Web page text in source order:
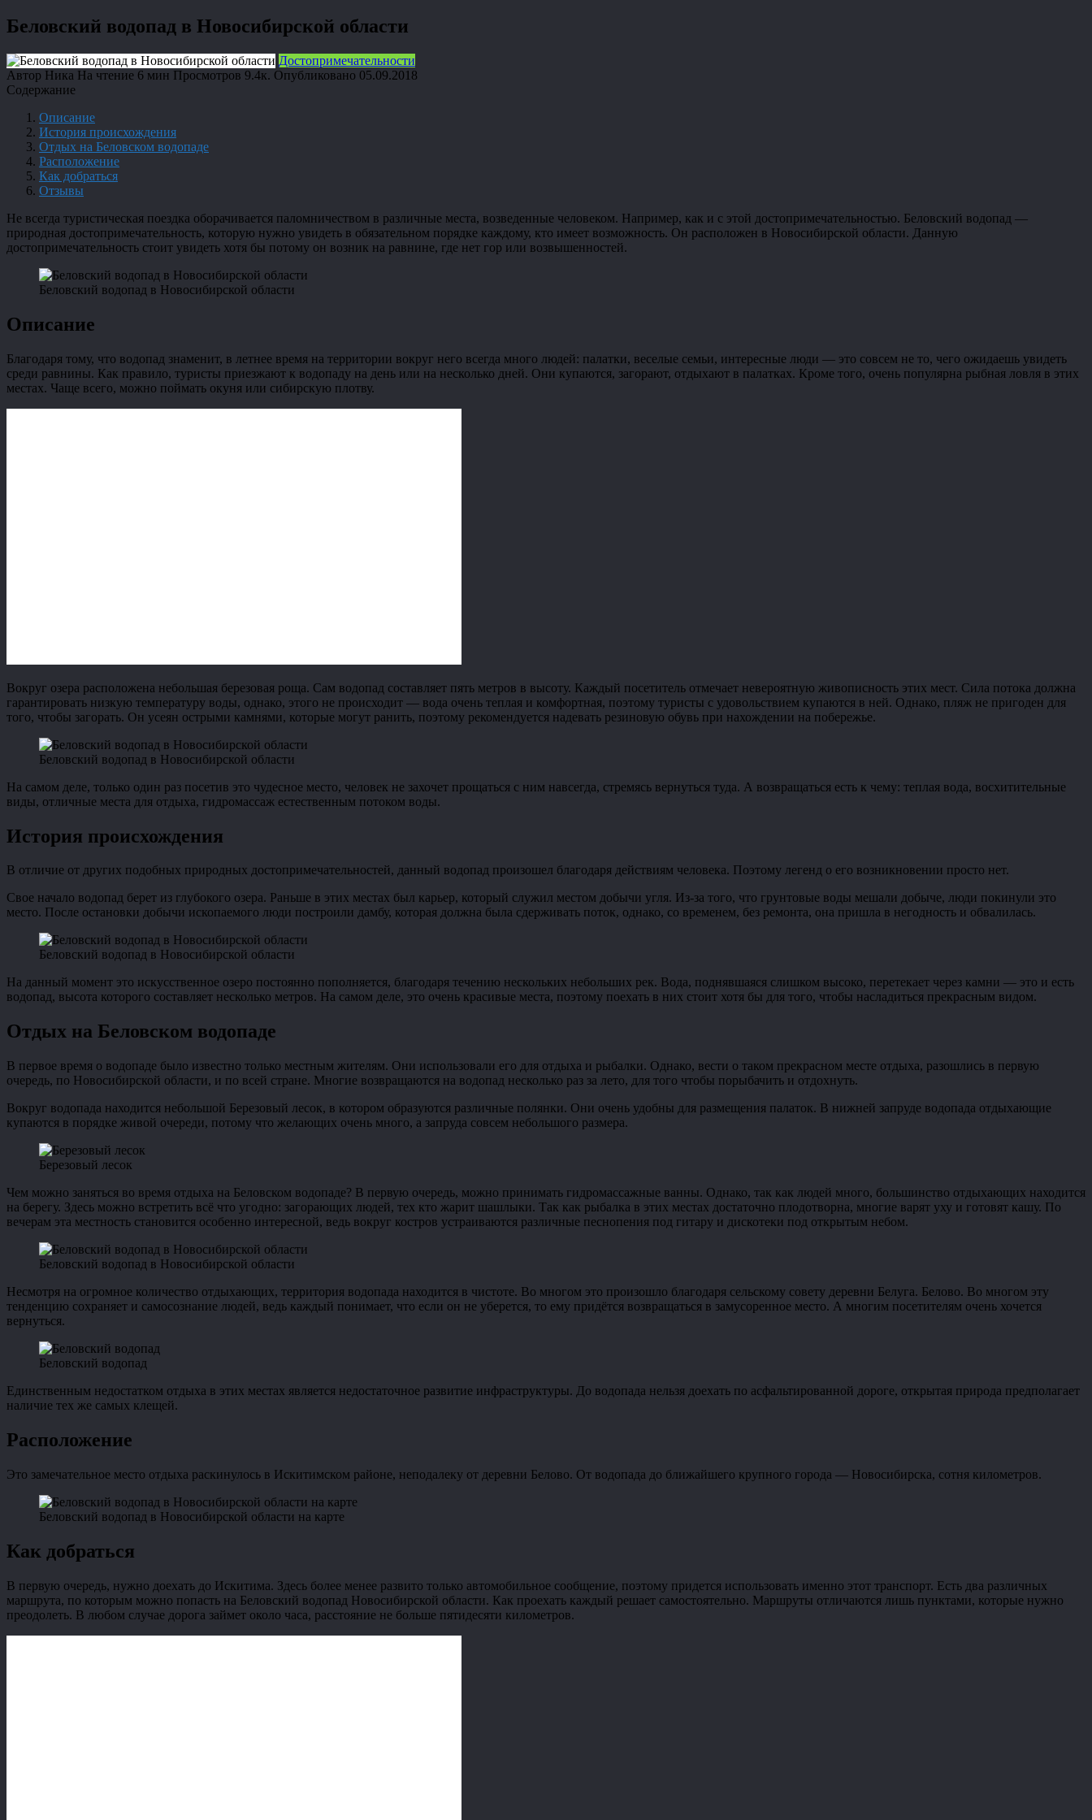
Беловский водопад в Новосибирской области
Достопримечательности
Автор Ника На чтение 6 мин Просмотров 9.4к. Опубликовано 05.09.2018
Содержание
Описание
История происхождения
Отдых на Беловском водопаде
Расположение
Как добраться
Отзывы
Не всегда туристическая поездка оборачивается паломничеством в различные места, возведенные человеком. Например, как и с этой достопримечательностью. Беловский водопад —
природная достопримечательность, которую нужно увидеть в обязательном порядке каждому, кто имеет возможность. Он расположен в Новосибирской области. Данную
достопримечательность стоит увидеть хотя бы потому он возник на равнине, где нет гор или возвышенностей.
Беловский водопад в Новосибирской области
Описание
Благодаря тому, что водопад знаменит, в летнее время на территории вокруг него всегда много людей: палатки, веселые семьи, интересные люди — это совсем не то, чего ожидаешь увидеть
среди равнины. Как правило, туристы приезжают к водопаду на день или на несколько дней. Они купаются, загорают, отдыхают в палатках. Кроме того, очень популярна рыбная ловля в этих
местах. Чаще всего, можно поймать окуня или сибирскую плотву.
Вокруг озера расположена небольшая березовая роща. Сам водопад составляет пять метров в высоту. Каждый посетитель отмечает невероятную живописность этих мест. Сила потока должна
гарантировать низкую температуру воды, однако, этого не происходит — вода очень теплая и комфортная, поэтому туристы с удовольствием купаются в ней. Однако, пляж не пригоден для
того, чтобы загорать. Он усеян острыми камнями, которые могут ранить, поэтому рекомендуется надевать резиновую обувь при нахождении на побережье.
Беловский водопад в Новосибирской области
На самом деле, только один раз посетив это чудесное место, человек не захочет прощаться с ним навсегда, стремясь вернуться туда. А возвращаться есть к чему: теплая вода, восхитительные
виды, отличные места для отдыха, гидромассаж естественным потоком воды.
История происхождения
В отличие от других подобных природных достопримечательностей, данный водопад произошел благодаря действиям человека. Поэтому легенд о его возникновении просто нет.
Свое начало водопад берет из глубокого озера. Раньше в этих местах был карьер, который служил местом добычи угля. Из-за того, что грунтовые воды мешали добыче, люди покинули это
место. После остановки добычи ископаемого люди построили дамбу, которая должна была сдерживать поток, однако, со временем, без ремонта, она пришла в негодность и обвалилась.
Беловский водопад в Новосибирской области
На данный момент это искусственное озеро постоянно пополняется, благодаря течению нескольких небольших рек. Вода, поднявшаяся слишком высоко, перетекает через камни — это и есть
водопад, высота которого составляет несколько метров. На самом деле, это очень красивые места, поэтому поехать в них стоит хотя бы для того, чтобы насладиться прекрасным видом.
Отдых на Беловском водопаде
В первое время о водопаде было известно только местным жителям. Они использовали его для отдыха и рыбалки. Однако, вести о таком прекрасном месте отдыха, разошлись в первую
очередь, по Новосибирской области, и по всей стране. Многие возвращаются на водопад несколько раз за лето, для того чтобы порыбачить и отдохнуть.
Вокруг водопада находится небольшой Березовый лесок, в котором образуются различные полянки. Они очень удобны для размещения палаток. В нижней запруде водопада отдыхающие
купаются в порядке живой очереди, потому что желающих очень много, а запруда совсем небольшого размера.
Березовый лесок
Чем можно заняться во время отдыха на Беловском водопаде? В первую очередь, можно принимать гидромассажные ванны. Однако, так как людей много, большинство отдыхающих находится
на берегу. Здесь можно встретить всё что угодно: загорающих людей, тех кто жарит шашлыки. Так как рыбалка в этих местах достаточно плодотворна, многие варят уху и готовят кашу. По
вечерам эта местность становится особенно интересной, ведь вокруг костров устраиваются различные песнопения под гитару и дискотеки под открытым небом.
Беловский водопад в Новосибирской области
Несмотря на огромное количество отдыхающих, территория водопада находится в чистоте. Во многом это произошло благодаря сельскому совету деревни Белуга. Белово. Во многом эту
тенденцию сохраняет и самосознание людей, ведь каждый понимает, что если он не уберется, то ему придётся возвращаться в замусоренное место. А многим посетителям очень хочется
вернуться.
Беловский водопад
Единственным недостатком отдыха в этих местах является недостаточное развитие инфраструктуры. До водопада нельзя доехать по асфальтированной дороге, открытая природа предполагает
наличие тех же самых клещей.
Расположение
Это замечательное место отдыха раскинулось в Искитимском районе, неподалеку от деревни Белово. От водопада до ближайшего крупного города — Новосибирска, сотня километров.
Беловский водопад в Новосибирской области на карте
Как добраться
В первую очередь, нужно доехать до Искитима. Здесь более менее развито только автомобильное сообщение, поэтому придется использовать именно этот транспорт. Есть два различных
маршрута, по которым можно попасть на Беловский водопад Новосибирской области. Как проехать каждый решает самостоятельно. Маршруты отличаются лишь пунктами, которые нужно
преодолеть. В любом случае дорога займет около часа, расстояние не больше пятидесяти километров.